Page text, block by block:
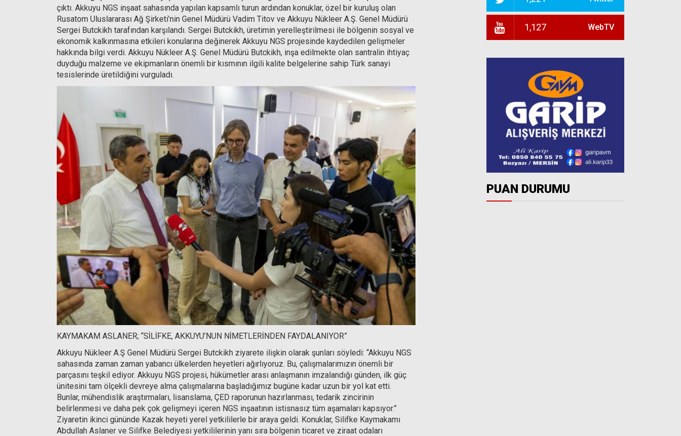
çıktı. Akkuyu NGS inşaat sahasında yapılan kapsamlı turun ardından konuklar, özel bir kuruluş olan
Rusatom Uluslararası Ağ Şirketi’nin Genel Müdürü Vadim Titov ve Akkuyu Nükleer A.Ş. Genel Müdürü
Sergei Butckikh tarafından karşılandı. Sergei Butckikh, üretimin yerelleştirilmesi ile bölgenin sosyal ve
ekonomik kalkınmasına etkileri konularına değinerek Akkuyu NGS projesinde kaydedilen gelişmeler
hakkında bilgi verdi. Akkuyu Nükleer A.Ş. Genel Müdürü Butckikh, inşa edilmekte olan santralin ihtiyaç
duyduğu malzeme ve ekipmanların önemli bir kısmının ilgili kalite belgelerine sahip Türk sanayi
tesislerinde üretildiğini vurguladı.
KAYMAKAM ASLANER; “SİLİFKE, AKKUYU’NUN NİMETLERİNDEN FAYDALANIYOR”
Akkuyu Nükleer A.Ş Genel Müdürü Sergei Butckikh ziyarete ilişkin olarak şunları söyledi: “Akkuyu NGS
sahasında zaman zaman yabancı ülkelerden heyetleri ağırlıyoruz. Bu, çalışmalarımızın önemli bir
parçasını teşkil ediyor. Akkuyu NGS projesi, hükümetler arası anlaşmanın imzalandığı günden, ilk güç
ünitesini tam ölçekli devreye alma çalışmalarına başladığımız bugüne kadar uzun bir yol kat etti.
Bunlar, mühendislik araştırmaları, lisanslama, ÇED raporunun hazırlanması, tedarik zincirinin
belirlenmesi ve daha pek çok gelişmeyi içeren NGS inşaatının istisnasız tüm aşamaları kapsıyor.”
Ziyaretin ikinci gününde Kazak heyeti yerel yetkililerle bir araya geldi. Konuklar, Silifke Kaymakamı
Abdullah Aslaner ve Silifke Belediyesi yetkililerinin yanı sıra bölgenin ticaret ve ziraat odaları
1,127 WebTV
PUAN DURUMU